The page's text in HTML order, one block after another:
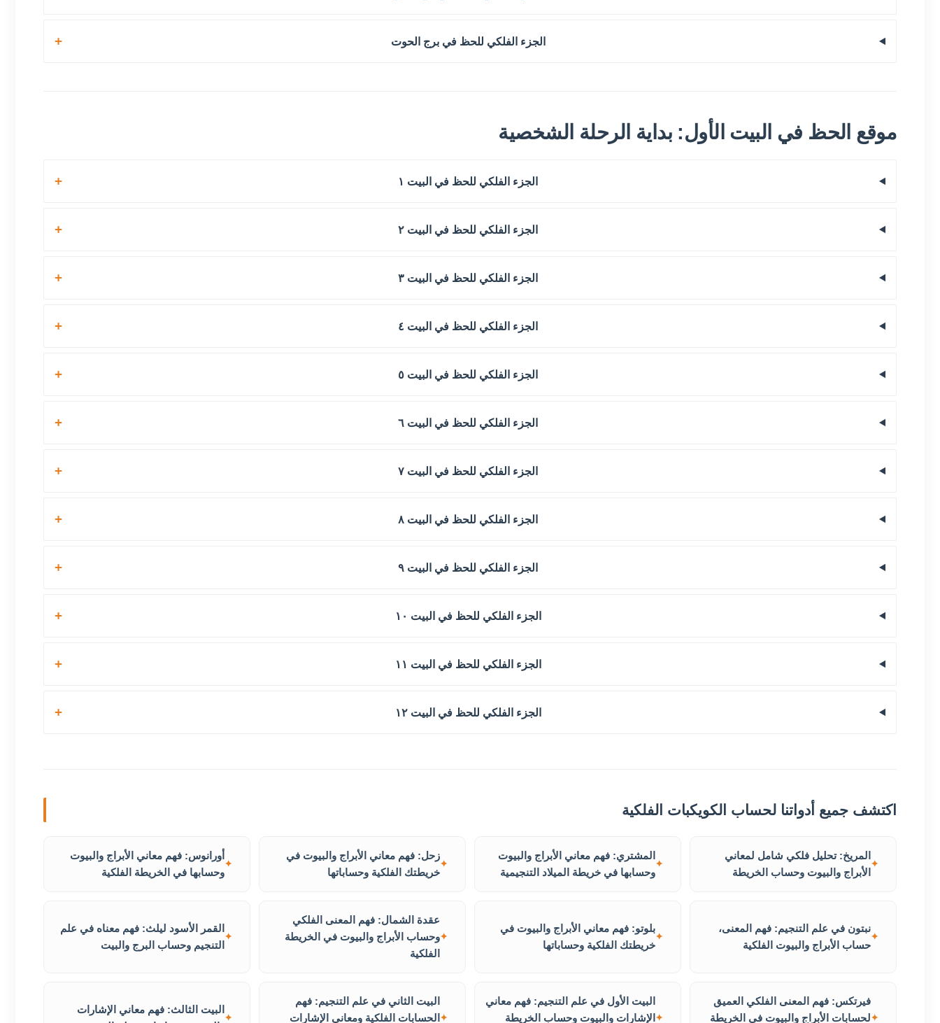
الجزء الفلكي للحظ في برج الحوت
موقع الحظ في البيت الأول: بداية الرحلة الشخصية
الجزء الفلكي للحظ في البيت ١
الجزء الفلكي للحظ في البيت ٢
الجزء الفلكي للحظ في البيت ٣
الجزء الفلكي للحظ في البيت ٤
الجزء الفلكي للحظ في البيت ٥
الجزء الفلكي للحظ في البيت ٦
الجزء الفلكي للحظ في البيت ٧
الجزء الفلكي للحظ في البيت ٨
الجزء الفلكي للحظ في البيت ٩
الجزء الفلكي للحظ في البيت ١٠
الجزء الفلكي للحظ في البيت ١١
الجزء الفلكي للحظ في البيت ١٢
اكتشف جميع أدواتنا لحساب الكويكبات الفلكية
المريخ: تحليل فلكي شامل لمعاني
الأبراج والبيوت وحساب الخريطة
المشتري: فهم معاني الأبراج والبيوت
وحسابها في خريطة الميلاد التنجيمية
زحل: فهم معاني الأبراج والبيوت في
خريطتك الفلكية وحساباتها
أورانوس: فهم معاني الأبراج والبيوت
وحسابها في الخريطة الفلكية
نبتون في علم التنجيم: فهم المعنى،
حساب الأبراج والبيوت الفلكية
بلوتو: فهم معاني الأبراج والبيوت في
خريطتك الفلكية وحساباتها
عقدة الشمال: فهم المعنى الفلكي
وحساب الأبراج والبيوت في الخريطة
الفلكية
القمر الأسود ليلث: فهم معناه في علم
التنجيم وحساب البرج والبيت
فيرتكس: فهم المعنى الفلكي العميق
لحسابات الأبراج والبيوت في الخريطة
البيت الأول في علم التنجيم: فهم معاني
الإشارات والبيوت وحساب الخريطة
البيت الثاني في علم التنجيم: فهم
الحسابات الفلكية ومعاني الإشارات
البيت الثالث: فهم معاني الإشارات